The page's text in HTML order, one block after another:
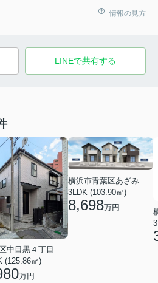
情報の見方
LINEで共有する
中目黒４丁目
(125.86㎡)
万円
3LDK (103.90㎡)
8,698万円